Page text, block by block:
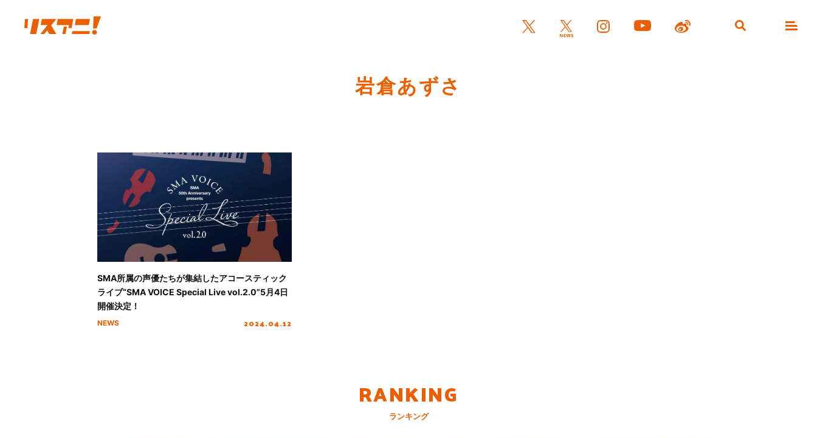
岩倉あずさ
SMA所属の声優たちが集結したアコースティック
ライブ“SMA VOICE Special Live vol.2.0”5月4日
開催決定！
NEWS 2024.04.12
RANKING
ランキング